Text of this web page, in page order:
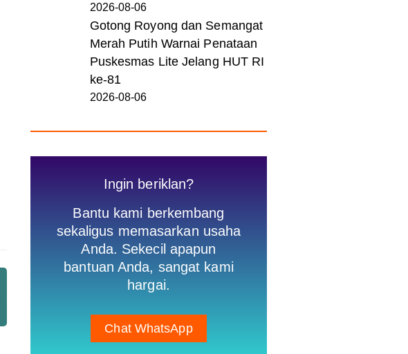
2026-08-06
Gotong Royong dan Semangat
Merah Putih Warnai Penataan
Puskesmas Lite Jelang HUT RI
ke-81
2026-08-06
Ingin beriklan?
Bantu kami berkembang
sekaligus memasarkan usaha
Anda. Sekecil apapun
bantuan Anda, sangat kami
hargai.
Chat WhatsApp